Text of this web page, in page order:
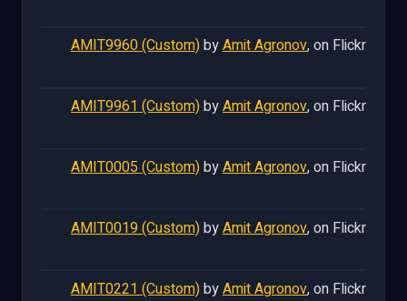
AMIT9960 (Custom)byAmit Agronov, on Flickr
AMIT9961 (Custom)byAmit Agronov, on Flickr
AMIT0005 (Custom)byAmit Agronov, on Flickr
AMIT0019 (Custom)byAmit Agronov, on Flickr
AMIT0221 (Custom)byAmit Agronov, on Flickr